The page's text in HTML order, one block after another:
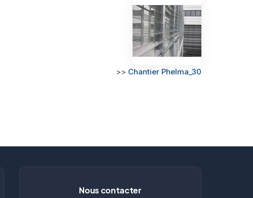
>> Chantier Phelma_30
Nous contacter